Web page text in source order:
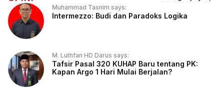
Muhammad Tasnim says:
Intermezzo: Budi dan Paradoks Logika
M. Luthfan HD Darus says:
Tafsir Pasal 320 KUHAP Baru tentang PK:
Kapan Argo 1 Hari Mulai Berjalan?